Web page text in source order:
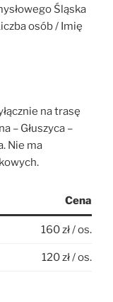
Śląska
osób / Imię
na trasę
– Głuszyca –
Nie ma
Cena
160 zł / os.
120 zł / os.